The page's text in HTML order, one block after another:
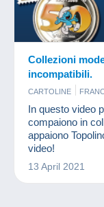
Collezioni
incompatibili.
CARTOLINE
MONETE &
In questo video
compaiono in
appaiono
video!
13 April 2021